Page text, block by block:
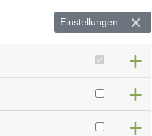
Einstellungen